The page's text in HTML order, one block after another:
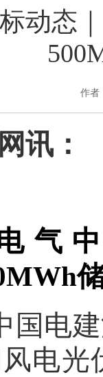
动态
作者
讯：
气
国电
电光